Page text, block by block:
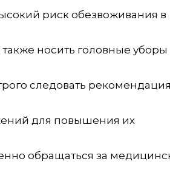
риск обезвоживания в
носить головные уборы
следовать
для повышения их
обращаться за